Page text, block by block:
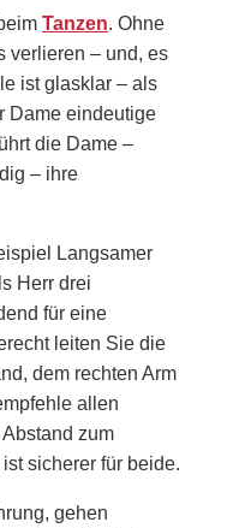
Tanzen. Ohne
verlieren – und, es
ist glasklar – als
Dame eindeutige
die Dame –
– ihre
Langsamer
Herr drei
für eine
leiten Sie die
dem rechten Arm
allen
zum
sicherer für beide.
gehen